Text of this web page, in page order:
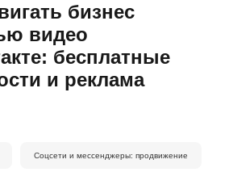
бизнес
видео
бесплатные
и реклама
Соцсети и мессенджеры: продвижение